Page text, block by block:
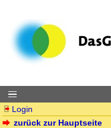
Login
zurück zur Hauptseite